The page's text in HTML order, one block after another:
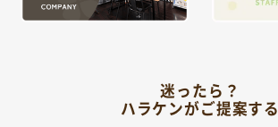
迷ったら？
ハラケンがご提案する